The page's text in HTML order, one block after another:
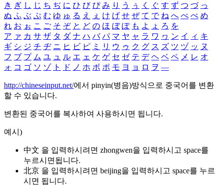
き ぎ し じ ち ぢ に ひ び ぴ み り う ぅ く ぐ す ず つ づ っ
ぬ ふ ぶ ぷ む ゆ ゅ る え ぇ け げ せ ぜ て で ね へ べ ぺ め
れ お ぉ こ ご そ ぞ と ど の ほ ぼ ぽ も よ ょ ろ を
ア ァ カ サ ザ タ ダ ナ ハ バ パ マ ヤ ャ ラ ワ ヮ ン イ ィ キ
ギ シ ジ チ ヂ ニ ヒ ビ ピ ミ リ ウ ゥ ク グ ス ズ ツ ヅ ッ ヌ
フ ブ プ ム ユ ュ ル エ ェ ケ ゲ セ ゼ テ デ ヘ ベ ペ メ レ オ
ォ コ ゴ ソ ゾ ト ド ノ ホ ボ ポ モ ヨ ョ ロ ヲ ―
http://chineseinput.net/에서 pinyin(병음)방식으로 중국어를 변환
할 수 있습니다.
변환된 중국어를 복사하여 사용하시면 됩니다.
예시)
中文 을 입력하시려면 zhongwen을 입력하시고 space를
누르시면됩니다.
北京 을 입력하시려면 beijing을 입력하시고 space를 누르
시면 됩니다.